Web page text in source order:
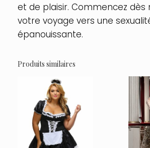
et de plaisir. Commencez
votre voyage vers une
épanouissante.
Produits similaires